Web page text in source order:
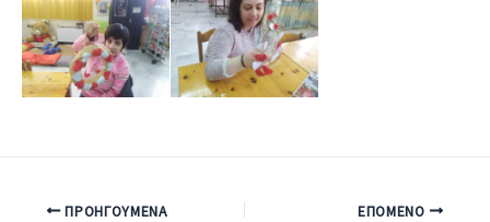
ΠΡΟΗΓΟΎΜΕΝΑ ΕΠΌΜΕΝΟ